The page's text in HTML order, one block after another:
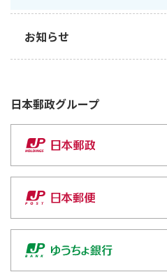
お知らせ
日本郵政グループ